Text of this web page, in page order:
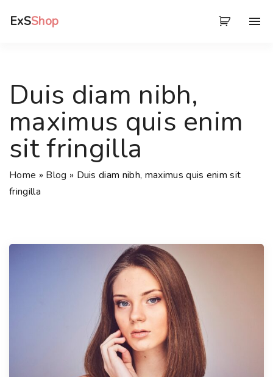
ExSShop
Duis diam nibh,
maximus quis enim
sit fringilla
Home » Blog » Duis diam nibh, maximus quis enim sit
fringilla